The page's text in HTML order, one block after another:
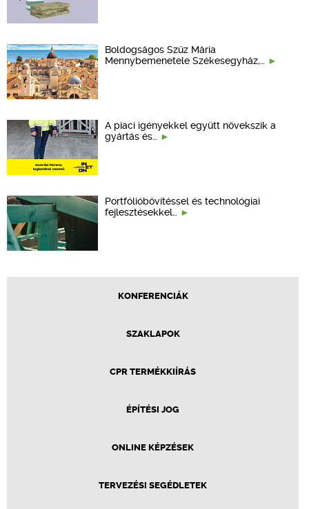
Boldogságos Szűz Mária
Mennybemenetele Székesegyház,…
A piaci igényekkel együtt növekszik a
gyártás és…
Portfólióbővítéssel és technológiai
fejlesztésekkel…
KONFERENCIÁK
SZAKLAPOK
CPR TERMÉKKIÍRÁS
ÉPÍTÉSI JOG
ONLINE KÉPZÉSEK
TERVEZÉSI SEGÉDLETEK